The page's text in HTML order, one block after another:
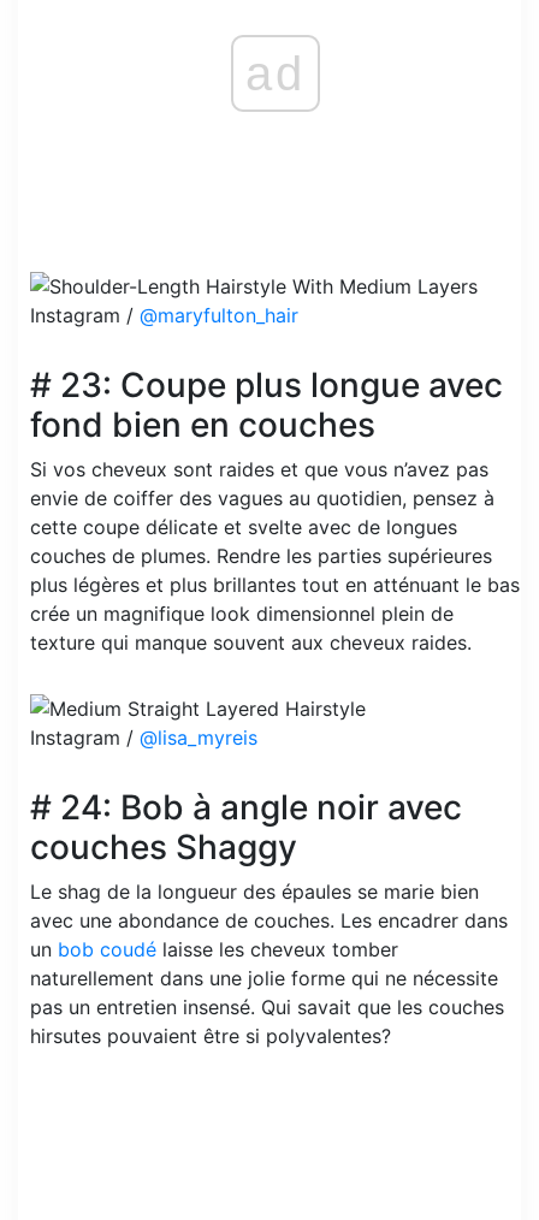
ad
Instagram / @maryfulton_hair
# 23: Coupe plus longue avec
fond bien en couches
Si vos cheveux sont raides et que vous n’avez pas
envie de coiffer des vagues au quotidien, pensez à
cette coupe délicate et svelte avec de longues
couches de plumes. Rendre les parties supérieures
plus légères et plus brillantes tout en atténuant le bas
crée un magnifique look dimensionnel plein de
texture qui manque souvent aux cheveux raides.
Instagram / @lisa_myreis
# 24: Bob à angle noir avec
couches Shaggy
Le shag de la longueur des épaules se marie bien
avec une abondance de couches. Les encadrer dans
un bob coudé laisse les cheveux tomber
naturellement dans une jolie forme qui ne nécessite
pas un entretien insensé. Qui savait que les couches
hirsutes pouvaient être si polyvalentes?